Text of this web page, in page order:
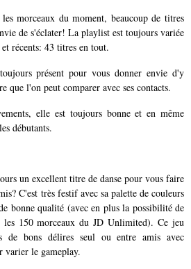
morceaux du moment, beaucoup de titres
de s'éclater! La playlist est toujours variée
récents: 43 titres en tout.
présent pour vous donner envie d'y
que l'on peut comparer avec ses contacts.
elle est toujours bonne et en même
débutants.
un excellent titre de danse pour vous faire
C'est très festif avec sa palette de couleurs
bonne qualité (avec en plus la possibilité de
les 150 morceaux du JD Unlimited). Ce jeu
de bons délires seul ou entre amis avec
varier le gameplay.